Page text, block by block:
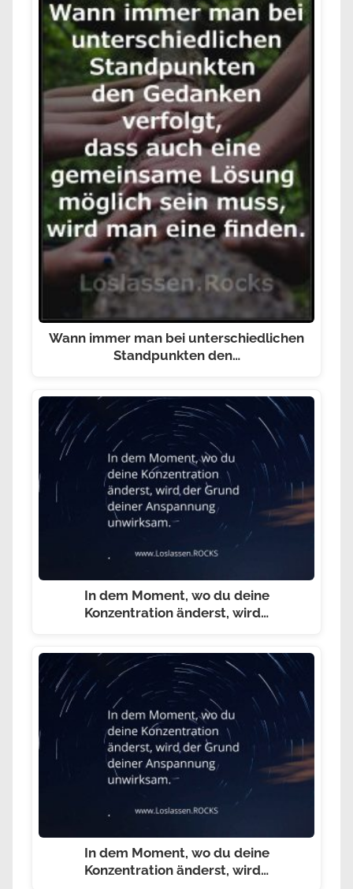
Wann immer man bei unterschiedlichen
Standpunkten den…
In dem Moment, wo du deine
Konzentration änderst, wird…
In dem Moment, wo du deine
Konzentration änderst, wird…